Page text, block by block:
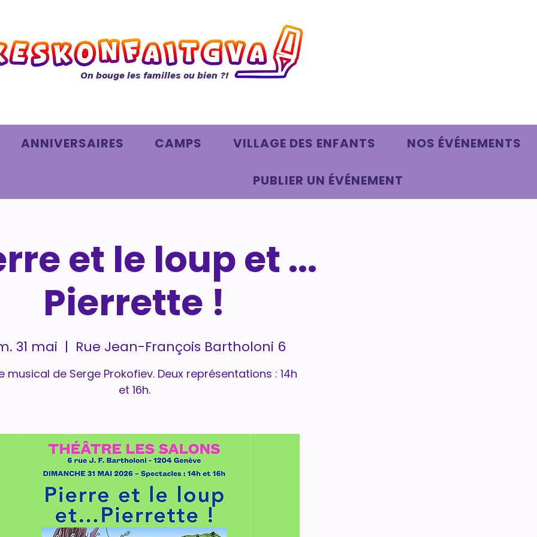
On bouge les familles ou bien ?!
ANNIVERSAIRES CAMPS VILLAGE DES ENFANTS NOS ÉVÉNEMENTS
PUBLIER UN ÉVÉNEMENT
et le loup et ...
Pierrette !
31 mai
  |
Rue Jean-François Bartholoni 6
musical de Serge Prokofiev. Deux représentations : 14h
et 16h.